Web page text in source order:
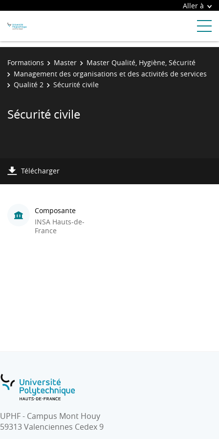
Aller à
Formations Master
Master Qualité, Hygiène, Sécurité
Management des organisations et des activités de services
Qualité 2
Sécurité civile
Sécurité civile
Télécharger
Composante
INSA Hauts-de-
France
UPHF - Campus Mont Houy
59313 Valenciennes Cedex 9